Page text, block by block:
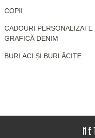
COPII
CADOURI PERSONALIZATE
GRAFICĂ DENIM
BURLACI ȘI BURLĂCIȚE